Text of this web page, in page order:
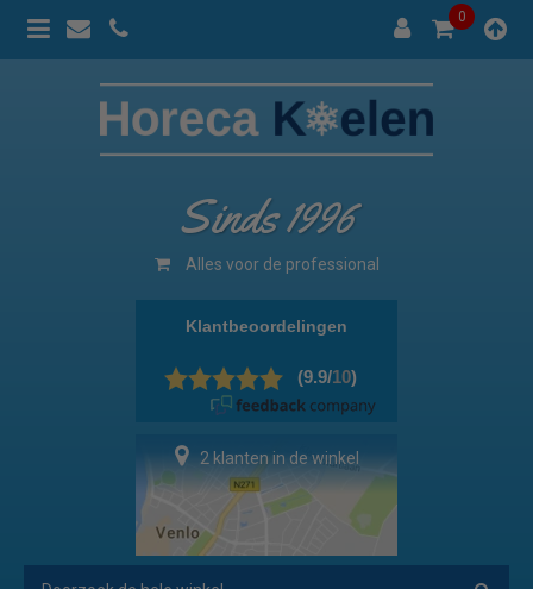
0
Sinds 1996
Alles voor de professional
2 klanten in de winkel